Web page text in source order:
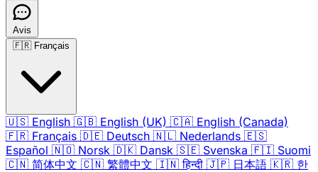
Avis
🇫🇷 Français
🇺🇸 English 🇬🇧 English (UK) 🇨🇦 English (Canada)
🇫🇷 Français 🇩🇪 Deutsch 🇳🇱 Nederlands 🇪🇸
Español 🇳🇴 Norsk 🇩🇰 Dansk 🇸🇪 Svenska 🇫🇮 Suomi
🇨🇳 简体中文 🇨🇳 繁體中文 🇮🇳 हिन्दी 🇯🇵 日本語 🇰🇷 한